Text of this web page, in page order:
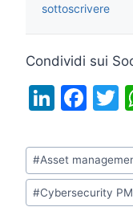
sottoscrivere
Condividi sui
Li
k
e
dI
F
c
e
b
Tag
articolo:
#Asset
#Cybersecurity